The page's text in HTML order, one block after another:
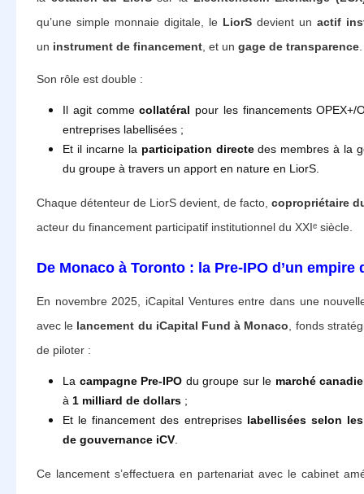
qu’une simple monnaie digitale, le LiorS devient un actif
un instrument de financement, et un gage de transparence.
Son rôle est double :
Il agit commecollatéral pour les financements OPEX+/
entreprises labellisées ;
Et il incarne la participation directedes membres à la
du groupe à travers un apport en nature en LiorS.
Chaque détenteur de LiorS devient, de facto, copropriétaire
acteur du financement participatif institutionnel du XXIᵉ siècle.
De Monaco à Toronto : la Pre-IPO d’un empire
En novembre 2025, iCapital Ventures entre dans une
avec le lancement du iCapital Fund à Monaco, fonds
de piloter :
La campagne Pre-IPO du groupe sur le marché
à 1 milliard de dollars ;
Et le financement des entreprises labellisées selon
de gouvernance iCV.
Ce lancement s’effectuera en partenariat avec le cabinet